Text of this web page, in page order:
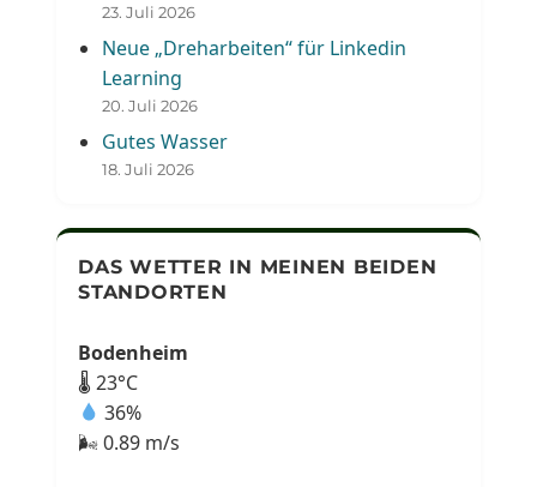
23. Juli 2026
Neue „Dreharbeiten“ für Linkedin
Learning
20. Juli 2026
Gutes Wasser
18. Juli 2026
DAS WETTER IN MEINEN BEIDEN
STANDORTEN
Bodenheim
🌡 23°C
36%
🌬 0.89 m/s